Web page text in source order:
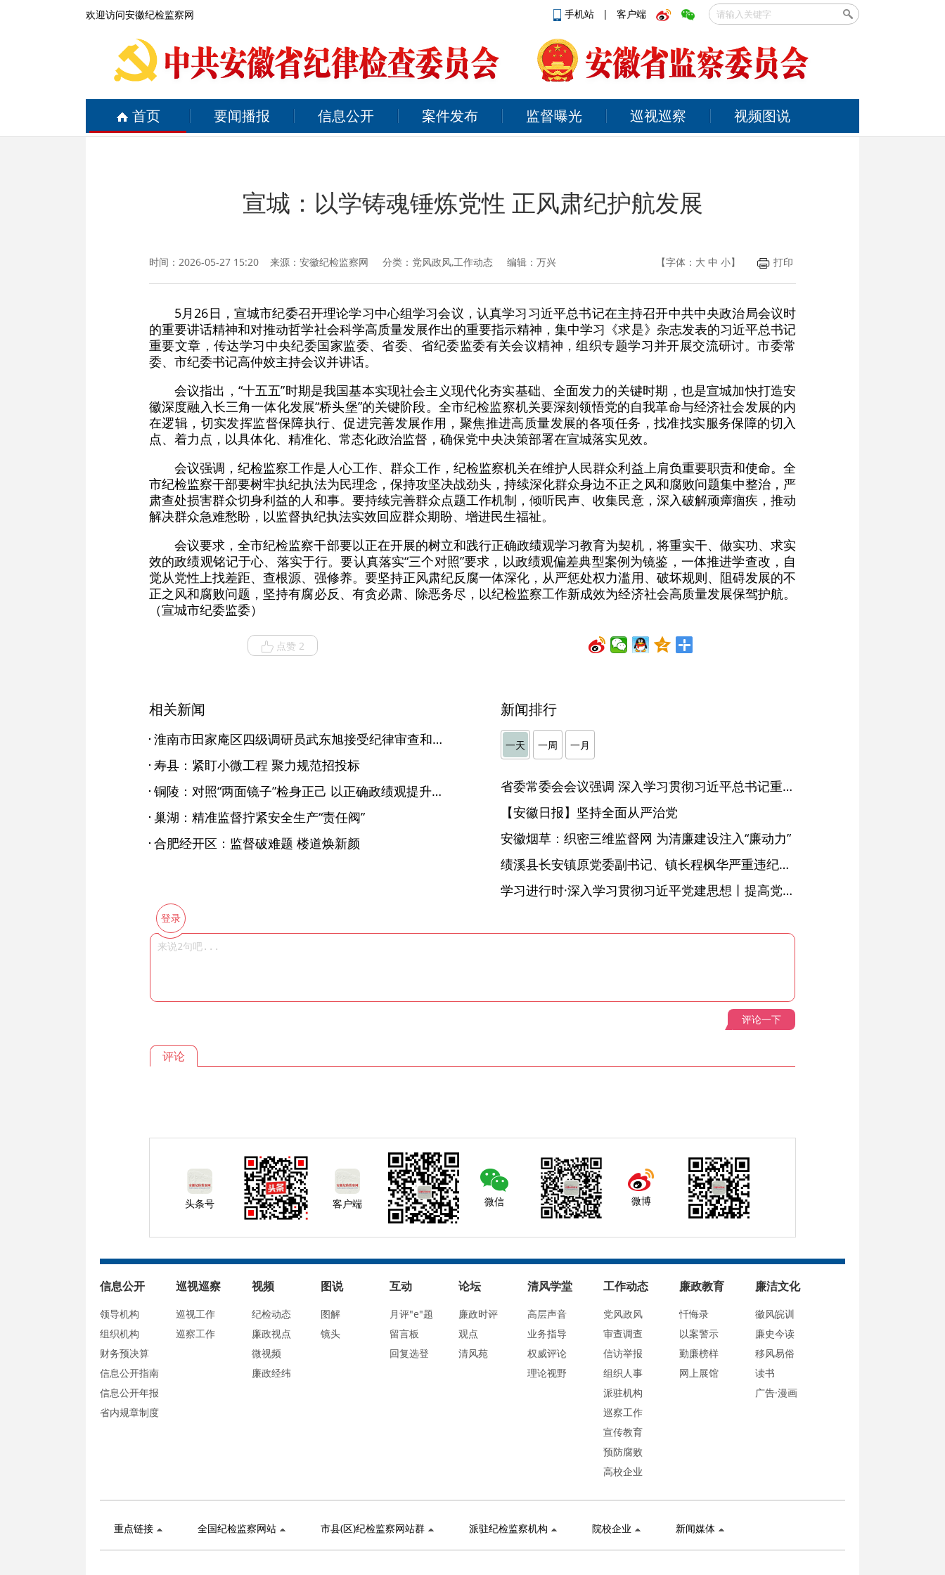
欢迎访问安徽纪检监察网 手机站 | 客户端
首页 要闻播报 信息公开 案件发布 监督曝光 巡视巡察 视频图说
宣城：以学铸魂锤炼党性 正风肃纪护航发展
时间：2026-05-27 15:20 来源： 安徽纪检监察网 分类：党风政风,工作动态 编辑：万兴 【字体： 大 中 小】 打印
5月26日，宣城市纪委召开理论学习中心组学习会议，认真学习习近平总书记在主持召开中共中央政治局会议时
的重要讲话精神和对推动哲学社会科学高质量发展作出的重要指示精神，集中学习《求是》杂志发表的习近平总书记
重要文章，传达学习中央纪委国家监委、省委、省纪委监委有关会议精神，组织专题学习并开展交流研讨。市委常
委、市纪委书记高仲姣主持会议并讲话。
会议指出，“十五五”时期是我国基本实现社会主义现代化夯实基础、全面发力的关键时期，也是宣城加快打造安
徽深度融入长三角一体化发展“桥头堡”的关键阶段。全市纪检监察机关要深刻领悟党的自我革命与经济社会发展的内
在逻辑，切实发挥监督保障执行、促进完善发展作用，聚焦推进高质量发展的各项任务，找准找实服务保障的切入
点、着力点，以具体化、精准化、常态化政治监督，确保党中央决策部署在宣城落实见效。
会议强调，纪检监察工作是人心工作、群众工作，纪检监察机关在维护人民群众利益上肩负重要职责和使命。全
市纪检监察干部要树牢执纪执法为民理念，保持攻坚决战劲头，持续深化群众身边不正之风和腐败问题集中整治，严
肃查处损害群众切身利益的人和事。要持续完善群众点题工作机制，倾听民声、收集民意，深入破解顽瘴痼疾，推动
解决群众急难愁盼，以监督执纪执法实效回应群众期盼、增进民生福祉。
会议要求，全市纪检监察干部要以正在开展的树立和践行正确政绩观学习教育为契机，将重实干、做实功、求实
效的政绩观铭记于心、落实于行。要认真落实“三个对照”要求，以政绩观偏差典型案例为镜鉴，一体推进学查改，自
觉从党性上找差距、查根源、强修养。要坚持正风肃纪反腐一体深化，从严惩处权力滥用、破坏规则、阻碍发展的不
正之风和腐败问题，坚持有腐必反、有贪必肃、除恶务尽，以纪检监察工作新成效为经济社会高质量发展保驾护航。
（宣城市纪委监委）
点赞 2
相关新闻
淮南市田家庵区四级调研员武东旭接受纪律审查和监察调查
寿县：紧盯小微工程 聚力规范招投标
铜陵：对照“两面镜子”检身正己 以正确政绩观提升监督执纪执法质效
巢湖：精准监督拧紧安全生产“责任阀”
合肥经开区：监督破难题 楼道焕新颜
新闻排行
一天 一周 一月
省委常委会会议强调 深入学习贯彻习近平总书记重要讲话精神 以高质量党建引领高质量发展 梁言顺主持并讲话
【安徽日报】坚持全面从严治党
安徽烟草：织密三维监督网 为清廉建设注入“廉动力”
绩溪县长安镇原党委副书记、镇长程枫华严重违纪违法被开除党籍和公职
学习进行时·深入学习贯彻习近平党建思想丨提高党的战斗力的法宝
登录
评论一下
评论
头条号 客户端 微信 微博
信息公开
领导机构
组织机构
财务预决算
信息公开指南
信息公开年报
省内规章制度
巡视巡察
巡视工作
巡察工作
视频
纪检动态
廉政视点
微视频
廉政经纬
图说
图解
镜头
互动
月评"e"题
留言板
回复选登
论坛
廉政时评
观点
清风苑
清风学堂
高层声音
业务指导
权威评论
理论视野
工作动态
党风政风
审查调查
信访举报
组织人事
派驻机构
巡察工作
宣传教育
预防腐败
高校企业
廉政教育
忏悔录
以案警示
勤廉榜样
网上展馆
廉洁文化
徽风皖训
廉史今读
移风易俗
读书
广告·漫画
重点链接 全国纪检监察网站 市县(区)纪检监察网站群 派驻纪检监察机构 院校企业 新闻媒体